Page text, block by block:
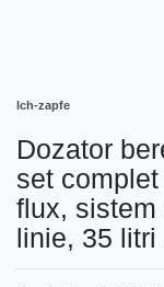
Ich-zapfe
Dozator
set
flux, sistem
linie, 35 litri